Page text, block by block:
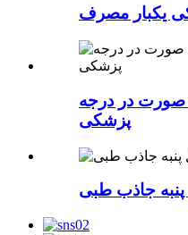
یکبار مصرف
در درجه
پزشکی
پنبه جاذب طبی